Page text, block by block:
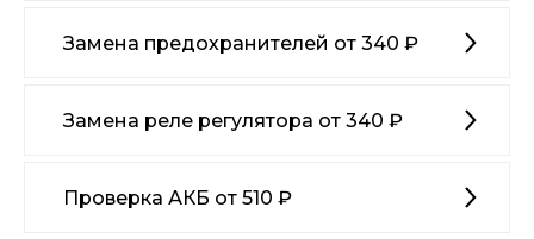
Замена предохранителей от 340 ₽
Замена реле регулятора от 340 ₽
Проверка АКБ от 510 ₽